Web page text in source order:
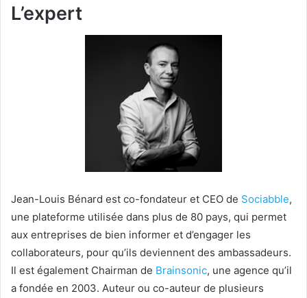
L’expert
Jean-Louis Bénard est co-fondateur et CEO de Sociabble,
une plateforme utilisée dans plus de 80 pays, qui permet
aux entreprises de bien informer et d’engager les
collaborateurs, pour qu’ils deviennent des ambassadeurs.
Il est également Chairman de Brainsonic, une agence qu’il
a fondée en 2003. Auteur ou co-auteur de plusieurs